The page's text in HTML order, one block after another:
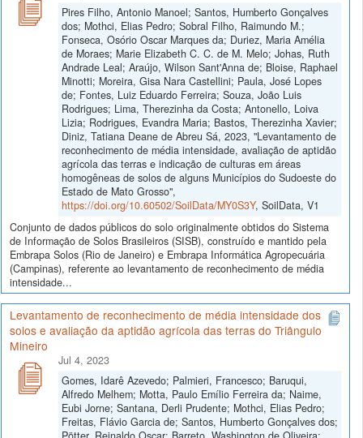
Pires Filho, Antonio Manoel; Santos, Humberto Gonçalves
dos; Mothci, Elias Pedro; Sobral Filho, Raimundo M.;
Fonseca, Osório Oscar Marques da; Duriez, Maria Amélia
de Moraes; Marie Elizabeth C. C. de M. Melo; Johas, Ruth
Andrade Leal; Araújo, Wilson Sant'Anna de; Bloise, Raphael
Minotti; Moreira, Gisa Nara Castellini; Paula, José Lopes
de; Fontes, Luiz Eduardo Ferreira; Souza, João Luis
Rodrigues; Lima, Therezinha da Costa; Antonello, Loiva
Lizia; Rodrigues, Evandra Maria; Bastos, Therezinha Xavier;
Diniz, Tatiana Deane de Abreu Sá, 2023, "Levantamento de
reconhecimento de média intensidade, avaliação de aptidão
agrícola das terras e indicação de culturas em áreas
homogêneas de solos de alguns Municípios do Sudoeste do
Estado de Mato Grosso",
https://doi.org/10.60502/SoilData/MY0S3Y, SoilData, V1
Conjunto de dados públicos do solo originalmente obtidos do Sistema
de Informação de Solos Brasileiros (SISB), construído e mantido pela
Embrapa Solos (Rio de Janeiro) e Embrapa Informática Agropecuária
(Campinas), referente ao levantamento de reconhecimento de média
intensidade...
Levantamento de reconhecimento de média intensidade dos
solos e avaliação da aptidão agrícola das terras do Triângulo
Mineiro
Jul 4, 2023
Gomes, Idarê Azevedo; Palmieri, Francesco; Baruqui,
Alfredo Melhem; Motta, Paulo Emílio Ferreira da; Naime,
Eubi Jorne; Santana, Derli Prudente; Mothci, Elias Pedro;
Freitas, Flávio Garcia de; Santos, Humberto Gonçalves dos;